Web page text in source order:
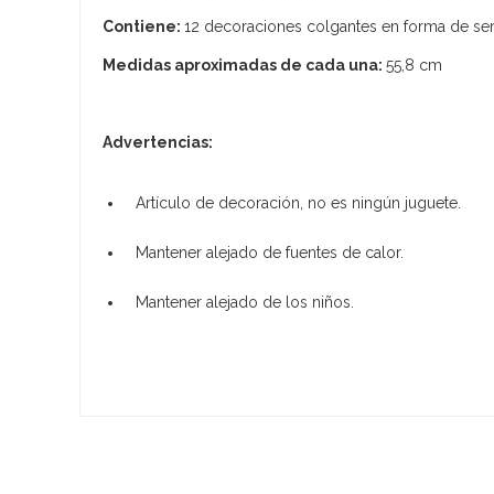
Contiene: 12 decoraciones colgantes en forma de
Medidas aproximadas de cada una: 55,8 cm
Advertencias:
Artículo de decoración, no es ningún juguete.
Mantener alejado de fuentes de calor.
Mantener alejado de los niños.